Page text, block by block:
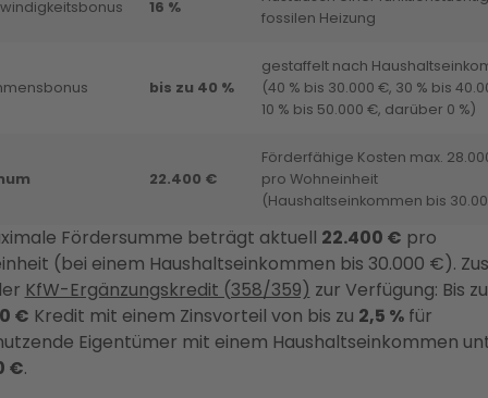
16 %
fossilen Heizung
bis zu 40 %
gestaffelt nach
(40 % bis 30.000 €, 30 % bis
10 % bis 50.000 €, darüber 0 %)
22.400 €
Förderfähige Kosten max.
pro Wohneinheit
(Haushaltseinkommen bis
Fördersumme beträgt aktuell 22.400 € pro
(bei einem Haushaltseinkommen bis 30.000 €).
KfW-Ergänzungskredit (358/359) zur Verfügung: Bis zu
€ Kredit mit einem Zinsvorteil von bis zu 2,5 %für
Eigentümer mit einem Haushaltseinkommen
€.